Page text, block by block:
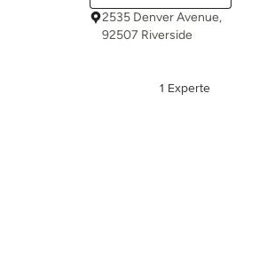
2535 Denver Avenue,
92507 Riverside
1 Experte